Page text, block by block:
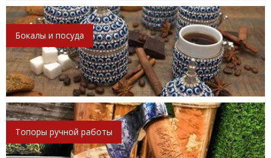
Бокалы и посуда
Топоры ручной работы